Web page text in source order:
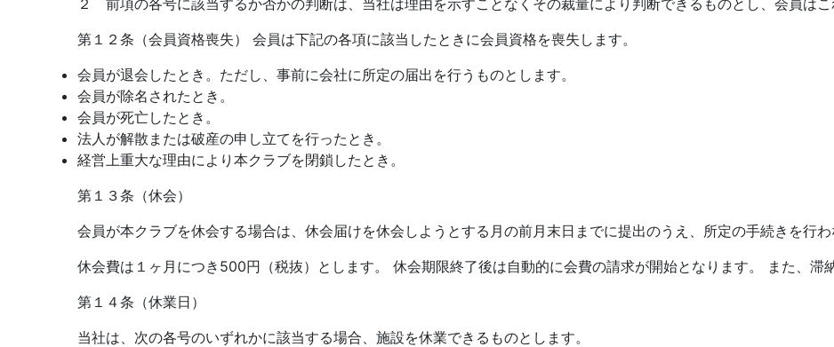
２ 前項の各号に該当するか否かの判断は、当社は理由を示すことなくその裁量により判断できるものとし、会員はこ
第１２条（会員資格喪失） 会員は下記の各項に該当したときに会員資格を喪失します。
会員が退会したとき。ただし、事前に会社に所定の届出を行うものとします。
会員が除名されたとき。
会員が死亡したとき。
法人が解散または破産の申し立てを行ったとき。
経営上重大な理由により本クラブを閉鎖したとき。
第１３条（休会）
会員が本クラブを休会する場合は、休会届けを休会しようとする月の前月末日までに提出のうえ、所定の手続きを行わ
休会費は１ヶ月につき500円（税抜）とします。 休会期限終了後は自動的に会費の請求が開始となります。 また、滞
第１４条（休業日）
当社は、次の各号のいずれかに該当する場合、施設を休業できるものとします。